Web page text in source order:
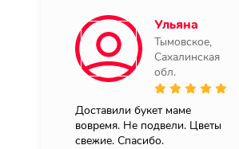
Ульяна
Тымовское,
Сахалинская
обл.
Доставили букет маме
вовремя. Не подвели. Цветы
свежие. Спасибо.